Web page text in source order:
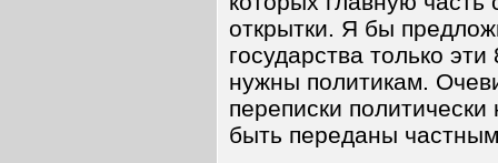
открытки. Я бы
государства только
нужны политикам.
переписки
быть переданы